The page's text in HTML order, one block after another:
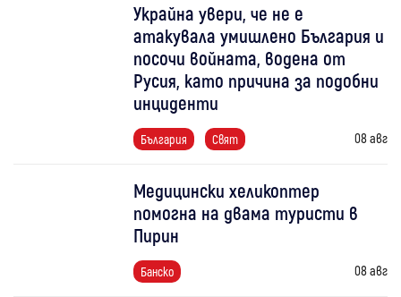
Украйна увери, че не е
атакувала умишлено България и
посочи войната, водена от
Русия, като причина за подобни
инциденти
България Свят 08 авг
Медицински хеликоптер
помогна на двама туристи в
Пирин
Банско 08 авг